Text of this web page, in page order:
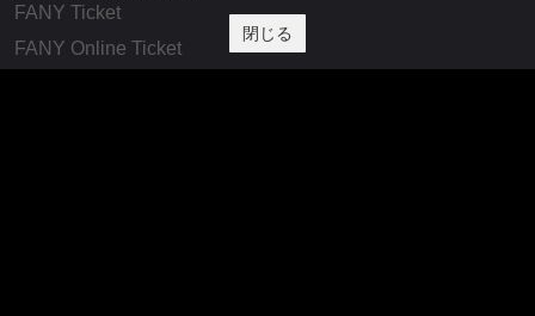
FANY Ticket
FANY Online Ticket
閉じる